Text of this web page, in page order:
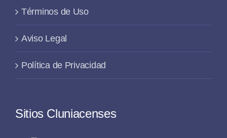
Términos de Uso
Aviso Legal
Política de Privacidad
Sitios Cluniacenses